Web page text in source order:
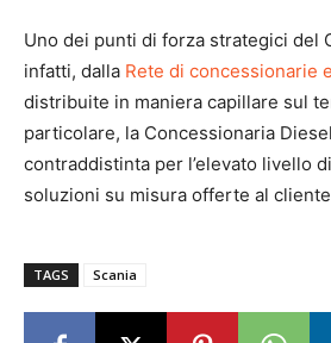
Uno dei punti di forza strategici del
infatti, dalla Rete di concessionarie
distribuite in maniera capillare sul
particolare, la Concessionaria
contraddistinta per l’elevato livello
soluzioni su misura offerte al
TAGS Scania